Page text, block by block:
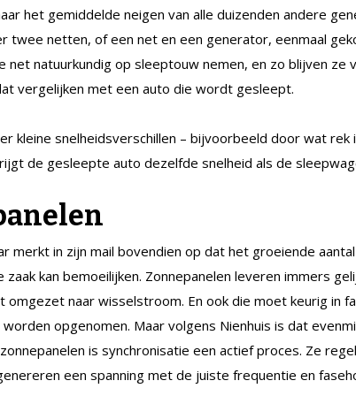
het gemiddelde neigen van alle duizenden andere
twee netten, of een net en een generator, eenmaal
net natuurkundig op sleeptouw nemen, en zo blijven ze
vergelijken met een auto die wordt gesleept.
kleine snelheidsverschillen – bijvoorbeeld door wat rek
de gesleepte auto dezelfde snelheid als de
merkt in zijn mail bovendien op dat het groeiende
zaak kan bemoeilijken. Zonnepanelen leveren immers
naar wisselstroom. En ook die moet keurig in
worden opgenomen. Maar volgens Nienhuis is dat
is synchronisatie een actief proces. Ze
een spanning met de juiste frequentie en